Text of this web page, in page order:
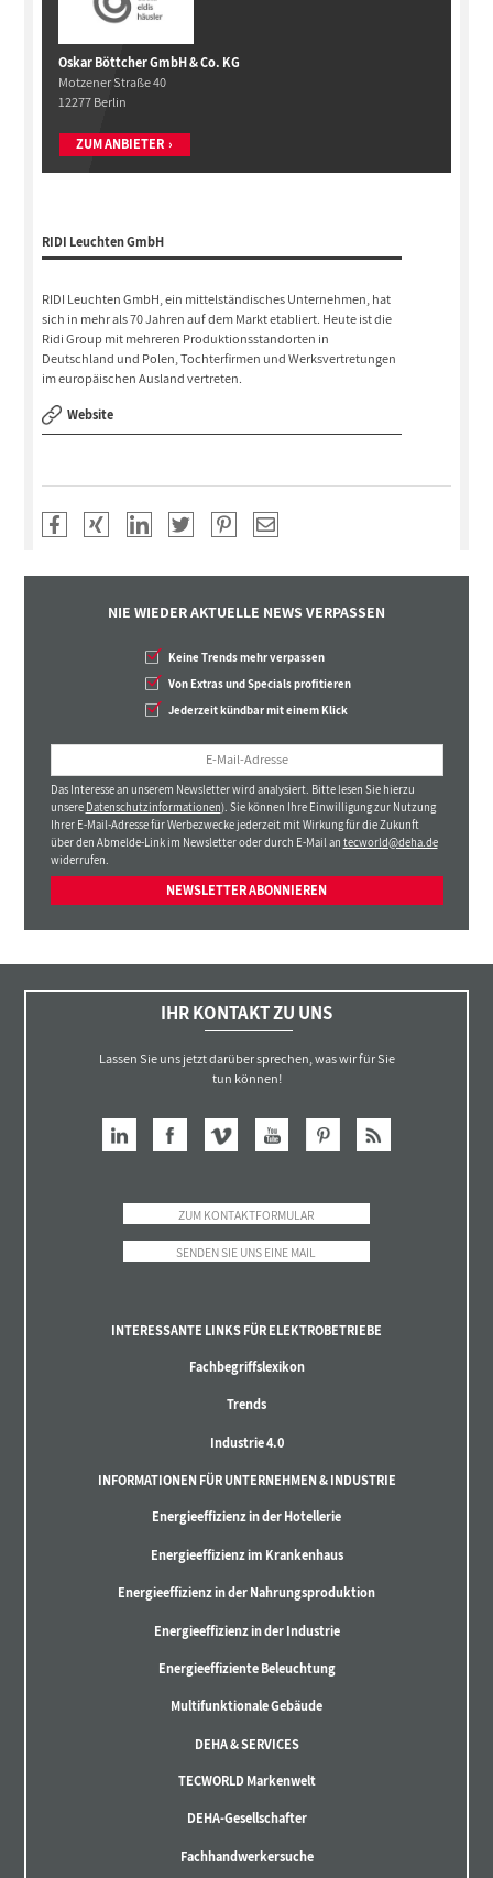
Oskar Böttcher GmbH & Co. KG
Motzener Straße 40
12277 Berlin
ZUM ANBIETER
RIDI Leuchten GmbH
RIDI Leuchten GmbH, ein mittelständisches Unternehmen, hat
sich in mehr als 70 Jahren auf dem Markt etabliert. Heute ist die
Ridi Group mit mehreren Produktionsstandorten in
Deutschland und Polen, Tochterfirmen und Werksvertretungen
im europäischen Ausland vertreten.
Website
NIE WIEDER AKTUELLE NEWS VERPASSEN
Keine Trends mehr verpassen
Von Extras und Specials profitieren
Jederzeit kündbar mit einem Klick
Das Interesse an unserem Newsletter wird analysiert. Bitte lesen Sie hierzu
unsere Datenschutzinformationen). Sie können Ihre Einwilligung zur Nutzung
Ihrer E-Mail-Adresse für Werbezwecke jederzeit mit Wirkung für die Zukunft
über den Abmelde-Link im Newsletter oder durch E-Mail an tecworld@deha.de
widerrufen.
NEWSLETTER ABONNIEREN
IHR KONTAKT ZU UNS
Lassen Sie uns jetzt darüber sprechen, was wir für Sie
tun können!
ZUM KONTAKTFORMULAR
SENDEN SIE UNS EINE MAIL
INTERESSANTE LINKS FÜR ELEKTROBETRIEBE
Fachbegriffslexikon
Trends
Industrie 4.0
INFORMATIONEN FÜR UNTERNEHMEN & INDUSTRIE
Energieeffizienz in der Hotellerie
Energieeffizienz im Krankenhaus
Energieeffizienz in der Nahrungsproduktion
Energieeffizienz in der Industrie
Energieeffiziente Beleuchtung
Multifunktionale Gebäude
DEHA & SERVICES
TECWORLD Markenwelt
DEHA-Gesellschafter
Fachhandwerkersuche